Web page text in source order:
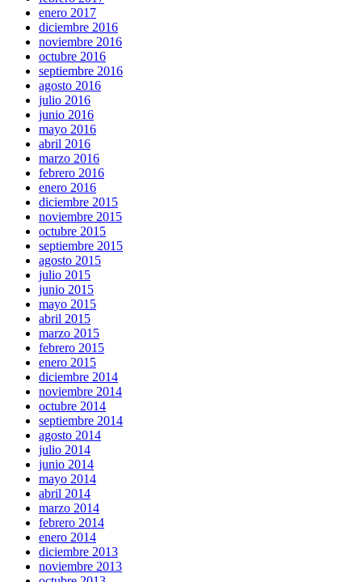
enero 2017
diciembre 2016
noviembre 2016
octubre 2016
septiembre 2016
agosto 2016
julio 2016
junio 2016
mayo 2016
abril 2016
marzo 2016
febrero 2016
enero 2016
diciembre 2015
noviembre 2015
octubre 2015
septiembre 2015
agosto 2015
julio 2015
junio 2015
mayo 2015
abril 2015
marzo 2015
febrero 2015
enero 2015
diciembre 2014
noviembre 2014
octubre 2014
septiembre 2014
agosto 2014
julio 2014
junio 2014
mayo 2014
abril 2014
marzo 2014
febrero 2014
enero 2014
diciembre 2013
noviembre 2013